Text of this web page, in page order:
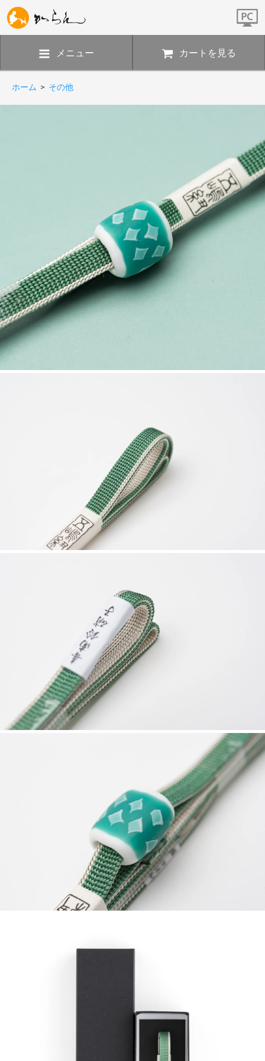
メニュー カートを見る
ホーム > その他